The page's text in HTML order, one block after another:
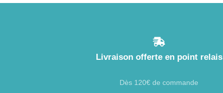
Livraison offerte en point relais
Dès 120€ de commande